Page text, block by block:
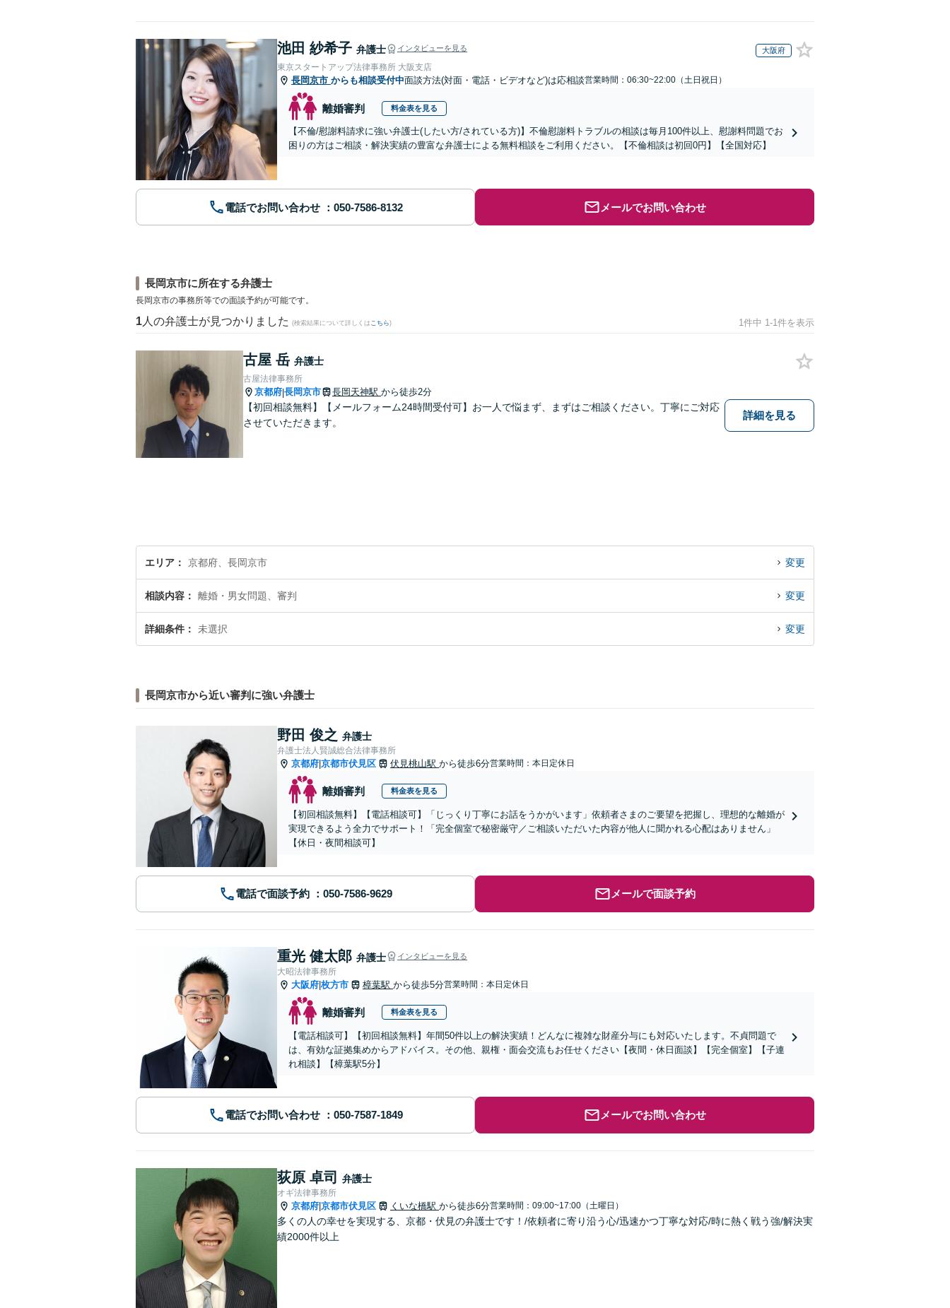
池田 紗希子 弁護士 インタビューを見る 大阪府
東京スタートアップ法律事務所 大阪支店
長岡京市 からも相談受付中面談方法(対面・電話・ビデオなど)は応相談営業時間：06:30~22:00（土日祝日）
離婚審判 料金表を見る
【不倫/慰謝料請求に強い弁護士(したい方/されている方)】不倫慰謝料トラブルの相談は毎月100件以上、慰謝料問題でお
困りの方はご相談・解決実績の豊富な弁護士による無料相談をご利用ください。【不倫相談は初回0円】【全国対応】
電話でお問い合わせ メールでお問い合わせ
長岡京市に所在する弁護士
長岡京市の事務所等での面談予約が可能です。
1 人の弁護士が見つかりました (検索結果について詳しくは こちら) 1件中 1-1件を表示
古屋 岳 弁護士
古屋法律事務所
京都府|長岡京市 長岡天神駅 から徒歩2分
【初回相談無料】【メールフォーム24時間受付可】お一人で悩まず、まずはご相談ください。丁寧にご対応
させていただきます。
詳細を見る
エリア 京都府、長岡京市 変更
相談内容 離婚・男女問題、審判 変更
詳細条件 未選択 変更
長岡京市から近い審判に強い弁護士
野田 俊之 弁護士
弁護士法人賢誠総合法律事務所
京都府 京都市伏見区 伏見桃山駅 から徒歩6分営業時間：本日定休日
離婚審判 料金表を見る
【初回相談無料】【電話相談可】「じっくり丁寧にお話をうかがいます」依頼者さまのご要望を把握し、理想的な離婚が
実現できるよう全力でサポート！「完全個室で秘密厳守／ご相談いただいた内容が他人に聞かれる心配はありません」
【休日・夜間相談可】
電話で面談予約 メールで面談予約
重光 健太郎 弁護士 インタビューを見る
大昭法律事務所
大阪府 枚方市 樟葉駅 から徒歩5分営業時間：本日定休日
離婚審判 料金表を見る
【電話相談可】【初回相談無料】年間50件以上の解決実績！どんなに複雑な財産分与にも対応いたします。不貞問題で
は、有効な証拠集めからアドバイス。その他、親権・面会交流もお任せください【夜間・休日面談】【完全個室】【子連
れ相談】【樟葉駅5分】
電話でお問い合わせ メールでお問い合わせ
荻原 卓司 弁護士
オギ法律事務所
京都府 京都市伏見区 くいな橋駅 から徒歩6分営業時間：09:00~17:00（土曜日）
多くの人の幸せを実現する、京都・伏見の弁護士です！/依頼者に寄り沿う心/迅速かつ丁寧な対応/時に熱く戦う強/解決実
績2000件以上